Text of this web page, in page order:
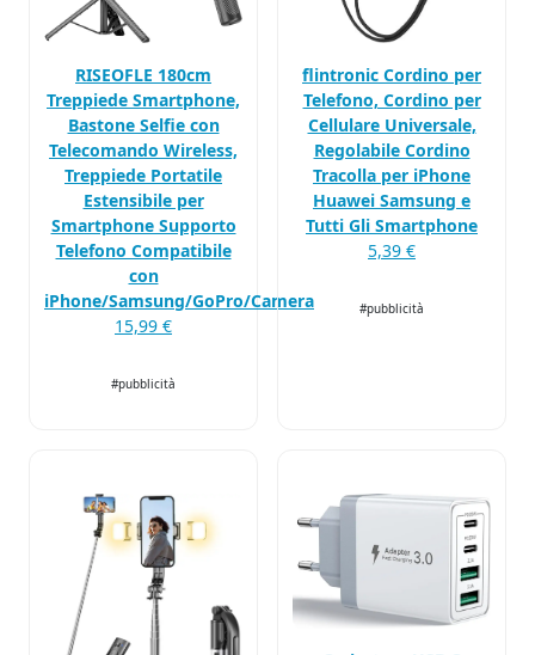
RISEOFLE 180cm
Treppiede Smartphone,
Bastone Selfie con
Telecomando Wireless,
Treppiede Portatile
Estensibile per
Smartphone Supporto
Telefono Compatibile
con
iPhone/Samsung/GoPro/Camera
15,99 €
#pubblicità
flintronic Cordino per
Telefono, Cordino per
Cellulare Universale,
Regolabile Cordino
Tracolla per iPhone
Huawei Samsung e
Tutti Gli Smartphone
5,39 €
#pubblicità